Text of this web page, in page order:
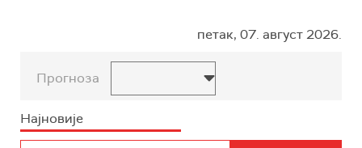
петак, 07. август 2026.
Прогноза
Најновије